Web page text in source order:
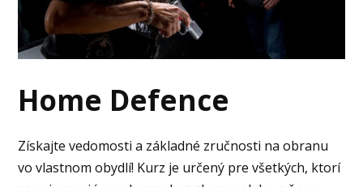
Home Defence
Získajte vedomosti a základné zručnosti na obranu
vo vlastnom obydlí! Kurz je určený pre všetkých, ktorí